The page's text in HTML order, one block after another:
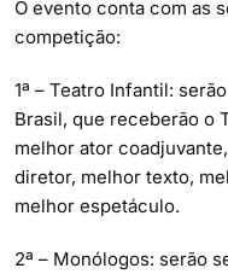
O evento conta com as
competição:
1ª – Teatro Infantil:
Brasil, que receberão o
melhor ator
diretor, melhor texto,
melhor espetáculo.
2ª – Monólogos: serão